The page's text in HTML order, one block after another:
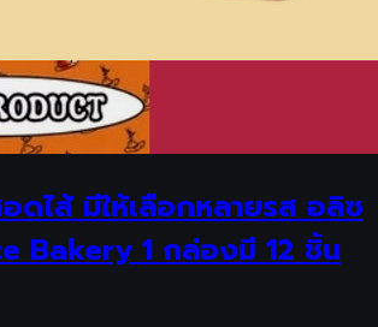
ดไส้ มีให้เลือกหลายรส อลิซ
Bakery 1 กล่องมี 12 ชิ้น